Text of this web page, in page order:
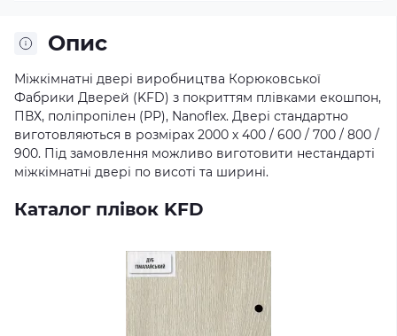
Опис
Міжкімнатні двері виробництва Корюковської
Фабрики Дверей (KFD) з покриттям плівками екошпон,
ПВХ, поліпропілен (РР), Nanoflex. Двері стандартно
виготовляються в розмірах 2000 х 400 / 600 / 700 / 800 /
900. Під замовлення можливо виготовити нестандарті
міжкімнатні двері по висоті та ширині.
Каталог плівок KFD